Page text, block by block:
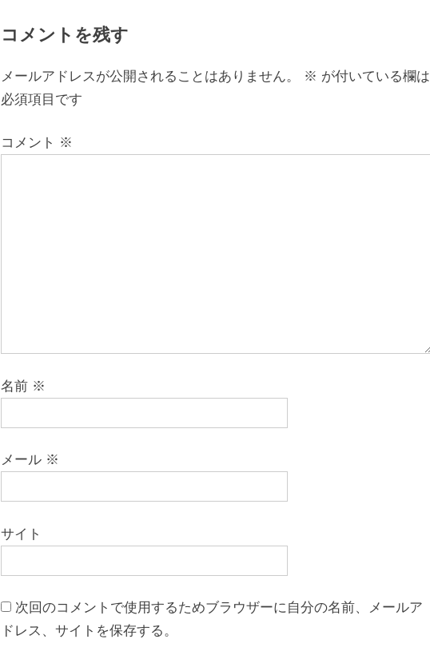
ナ
ビ
ー
v
u
P
o
:
コメントを残す
メールアドレスが公開されることはありません。 ※ が付いている欄は
必須項目です
コメント ※
名前 ※
メール ※
サイト
次回のコメントで使用するためブラウザーに自分の名前、メールア
ドレス、サイトを保存する。